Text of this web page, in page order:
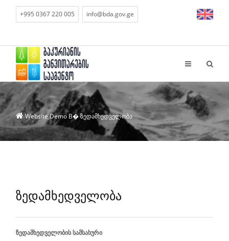
+995 0367 220 005 info@bda.gov.ge
Website DemoВ� ზედამხედველობა
ზედამხედველობა
ზედამხედველობის სამსახური